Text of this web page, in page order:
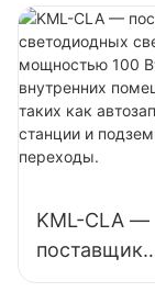
высоких
потолков,
для
помещений.
KML-CLA —
поставщик